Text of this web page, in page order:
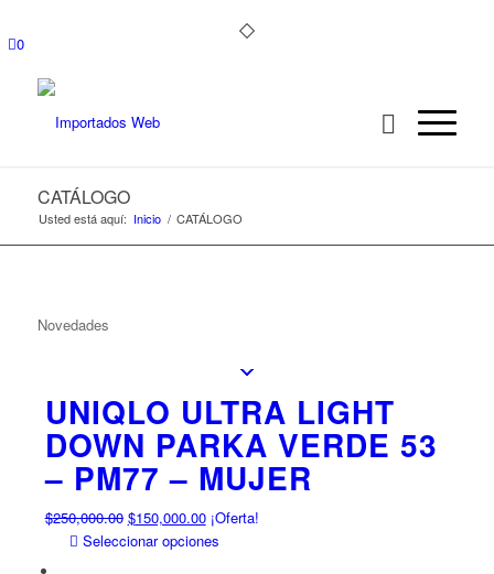
0
CATÁLOGO
Usted está aquí: Inicio / CATÁLOGO
Novedades
UNIQLO ULTRA LIGHT
DOWN PARKA VERDE 53
– PM77 – MUJER
$250,000.00 El
precio
$150,000.00El
precio
¡Oferta!
Seleccionar opciones